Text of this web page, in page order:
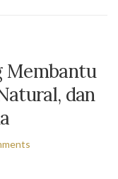
Membantu
dan